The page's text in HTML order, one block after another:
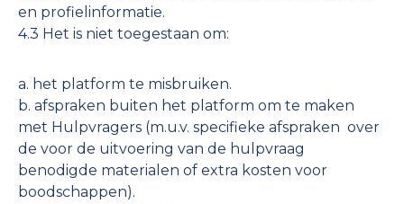
en profielinformatie.
4.3 Het is niet toegestaan om:
a. het platform te misbruiken.
b. afspraken buiten het platform om te maken
met Hulpvragers (m.u.v. specifieke afspraken over
de voor de uitvoering van de hulpvraag
benodigde materialen of extra kosten voor
boodschappen).